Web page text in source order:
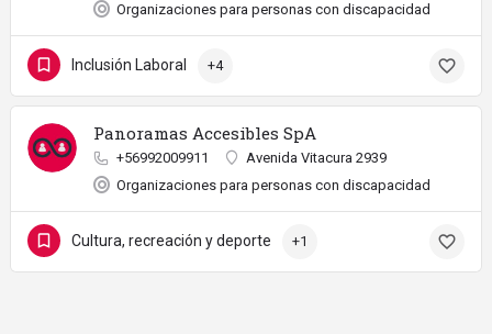
Organizaciones para personas con discapacidad
Inclusión Laboral +4
Panoramas Accesibles SpA
+56992009911
Avenida Vitacura 2939
Organizaciones para personas con discapacidad
Cultura, recreación y deporte +1